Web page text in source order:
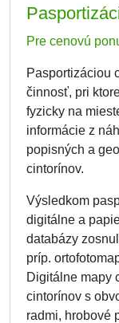
Pre cenovú
Pasportizáciou
činnosť, pri
fyzicky na
informácie z
popisných a
cintorínov.
Výsledkom
digitálne a
databázy
príp.
Digitálne mapy
cintorínov s
radmi, hrobové